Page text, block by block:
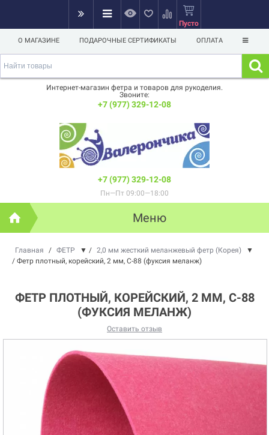
Пусто
О МАГАЗИНЕ ПОДАРОЧНЫЕ СЕРТИФИКАТЫ ОПЛАТА
Интернет-магазин фетра и товаров для рукоделия.
Звоните:
+7 (977) 329-12-08
+7 (977) 329-12-08
Пн—Пт 09:00—18:00
Меню
Главная / ФЕТР ▼ / 2,0 мм жесткий меланжевый фетр (Корея)
▼
/ Фетр плотный, корейский, 2 мм, C-88 (фуксия меланж)
ФЕТР ПЛОТНЫЙ, КОРЕЙСКИЙ, 2 ММ, C-88
(ФУКСИЯ МЕЛАНЖ)
Оставить отзыв